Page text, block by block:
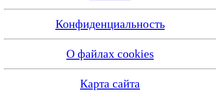
Конфиденциальность
О файлах cookies
Карта сайта